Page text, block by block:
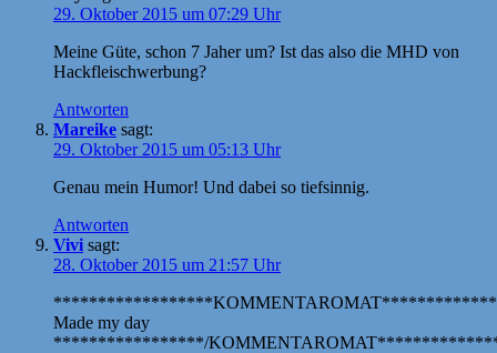
29. Oktober 2015 um 07:29 Uhr
Meine Güte, schon 7 Jaher um? Ist das also die MHD von
Hackfleischwerbung?
Antworten
Mareike sagt:
29. Oktober 2015 um 05:13 Uhr
Genau mein Humor! Und dabei so tiefsinnig.
Antworten
Vivi sagt:
28. Oktober 2015 um 21:57 Uhr
Made my day
*****************/